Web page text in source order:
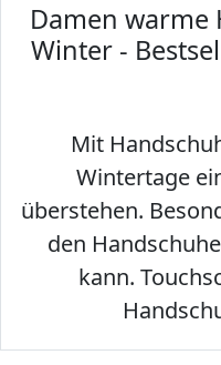
Damen warme
Winter -
Mit
Wintertage
überstehen.
den
kann.